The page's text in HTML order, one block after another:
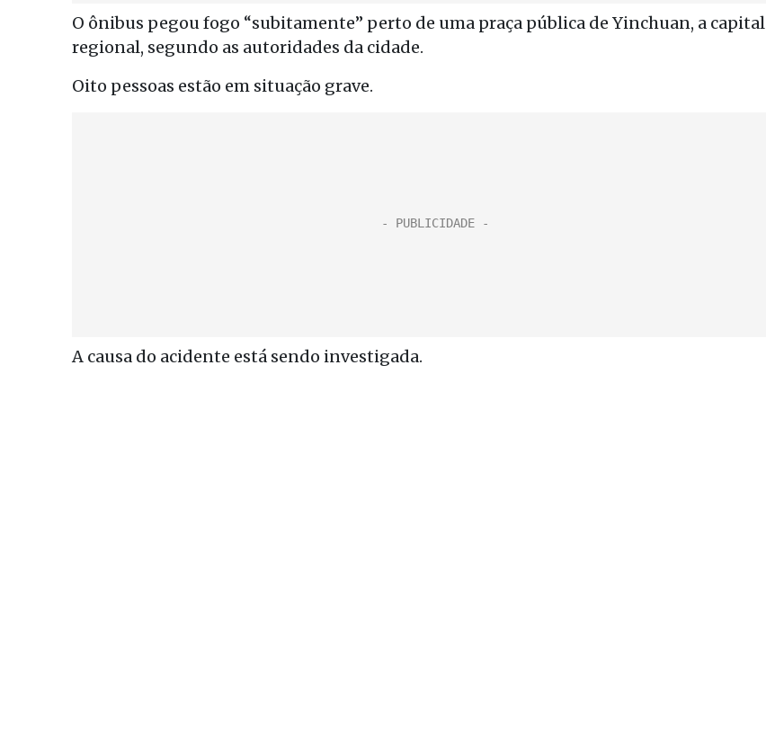
O ônibus pegou fogo “subitamente” perto de uma praça pública de Yinchuan, a capital
regional, segundo as autoridades da cidade.
Oito pessoas estão em situação grave.
A causa do acidente está sendo investigada.